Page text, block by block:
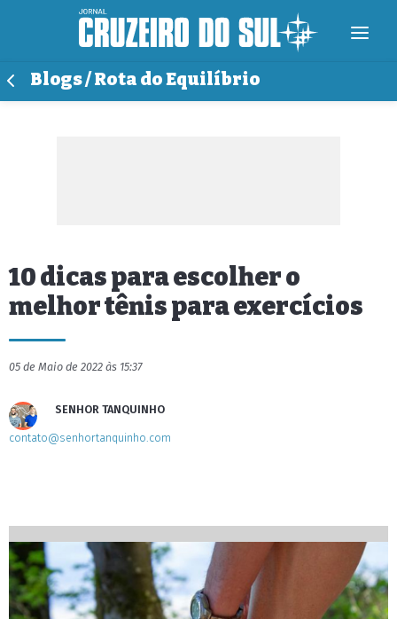
Blogs / Rota do Equilíbrio
10 dicas para escolher o
melhor tênis para exercícios
05 de Maio de 2022 às 15:37
SENHOR TANQUINHO
contato@senhortanquinho.com